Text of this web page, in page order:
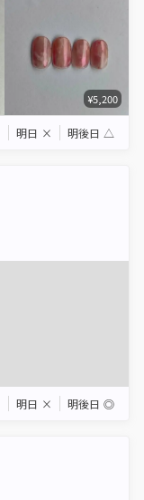
¥5,200
明日 × 明後日 △
明日 × 明後日 ◎